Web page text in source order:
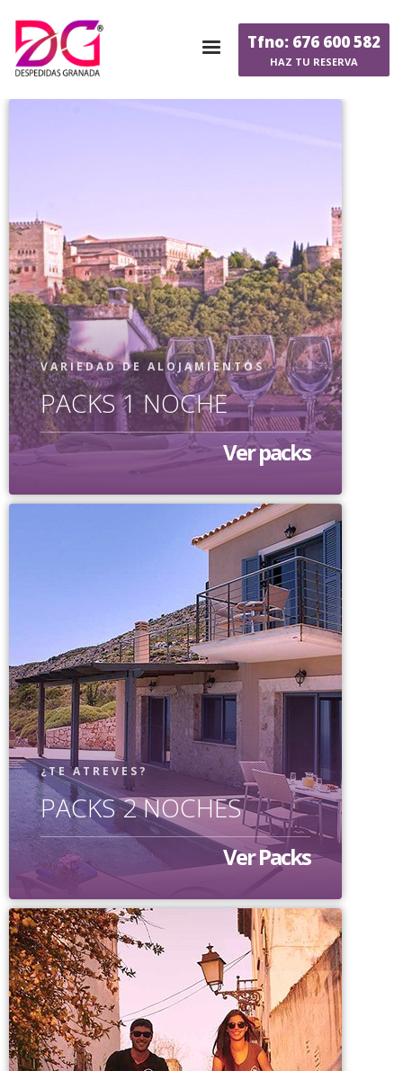
Tfno: 676 600 582
HAZ TU RESERVA
VARIEDAD DE ALOJAMIENTOS
PACKS 1 NOCHE
Ver packs
¿TE ATREVES?
PACKS 2 NOCHES
Ver Packs